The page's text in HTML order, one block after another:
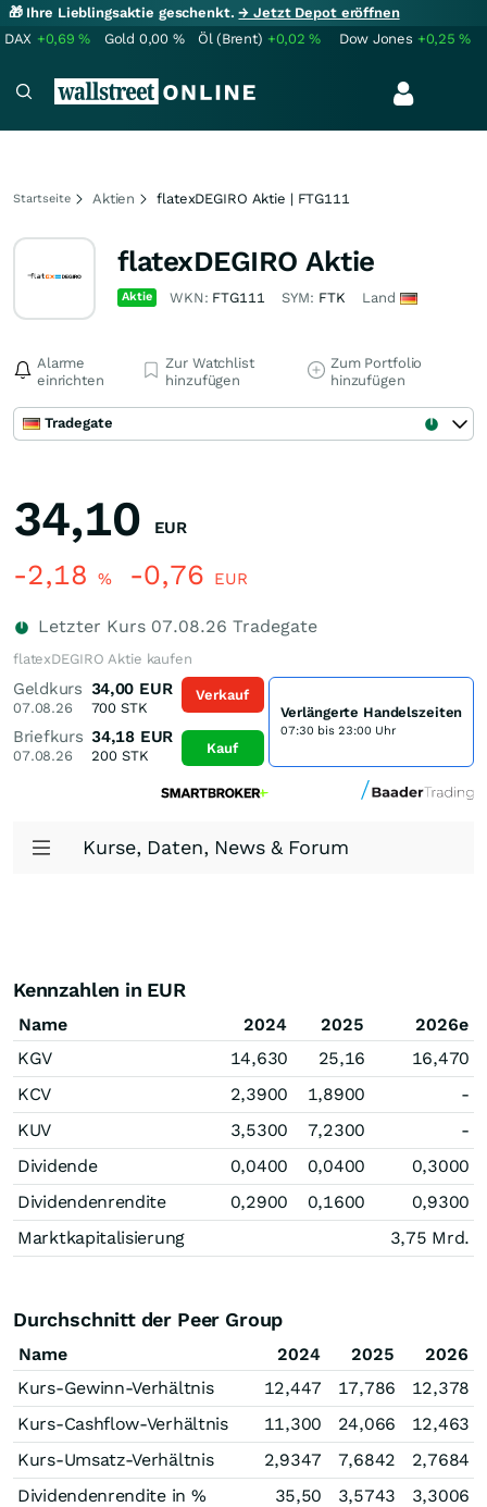
🎁 Ihre Lieblingsaktie geschenkt.→ Jetzt Depot eröffnen
DAX +0,69% Gold 0,00 % Öl (Brent) +0,02% Dow Jones +0,25%
Startseite Aktien flatexDEGIRO Aktie | FTG111
flatexDEGIRO Aktie
Aktie WKN: FTG111 SYM: FTK Land
Alarme
einrichten
Zur Watchlist
hinzufügen
Zum Portfolio
hinzufügen
Tradegate
34,10 EUR
-2,18 % -0,76 EUR
Letzter Kurs 07.08.26 Tradegate
flatexDEGIRO Aktie kaufen
Geldkurs
07.08.26
34,00 EUR
700 STK
Briefkurs
07.08.26
34,18 EUR
200STK
Verkauf
Kauf
Verlängerte Handelszeiten
07:30 bis 23:00 Uhr
Kurse, Daten, News & Forum
Kennzahlen in EUR
Name 2024 2025
2026e
KGV
14,630 25,16
16,470
KCV
2,3900 1,8900
-
KUV
3,5300 7,2300
-
Dividende
0,0400 0,0400
0,3000
Dividendenrendite
0,2900 0,1600
0,9300
Marktkapitalisierung
3,75 Mrd.
Durchschnitt der Peer Group
Name 2024 2025
2026
Kurs-Gewinn-Verhältnis
12,447 17,786
12,378
Kurs-Cashflow-Verhältnis
11,300 24,066
12,463
Kurs-Umsatz-Verhältnis
2,9347 7,6842
2,7684
Dividendenrendite in %
35,50 3,5743 3,3006